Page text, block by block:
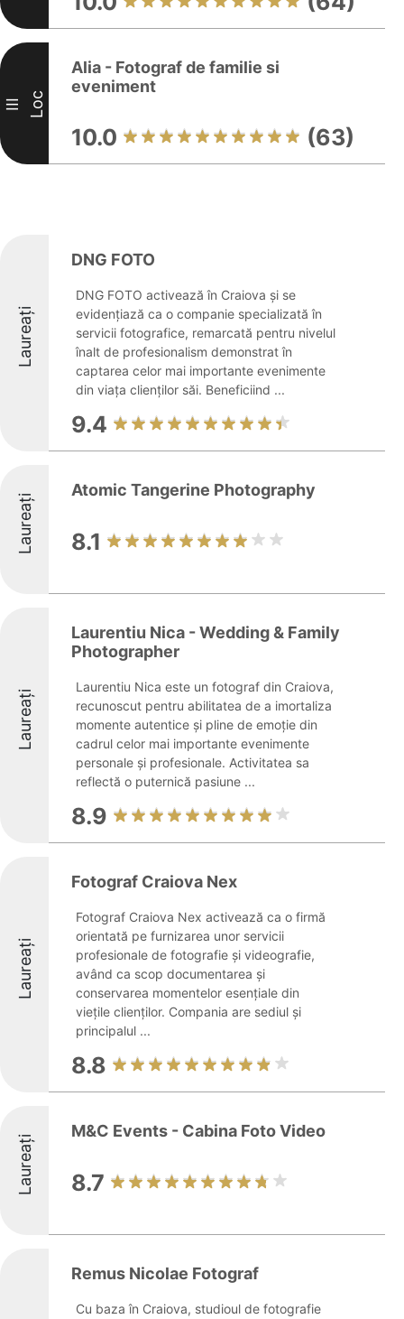
III Loc
Alia - Fotograf de familie si
eveniment
10.0 (63)
Laureați
DNG FOTO
DNG FOTO activează în Craiova și se
evidențiază ca o companie specializată în
servicii fotografice, remarcată pentru nivelul
înalt de profesionalism demonstrat în
captarea celor mai importante evenimente
din viața clienților săi. Beneficiind ...
9.4
Laureați
Atomic Tangerine Photography
8.1
Laureați
Laurentiu Nica - Wedding & Family
Photographer
Laurentiu Nica este un fotograf din Craiova,
recunoscut pentru abilitatea de a imortaliza
momente autentice și pline de emoție din
cadrul celor mai importante evenimente
personale și profesionale. Activitatea sa
reflectă o puternică pasiune ...
8.9
Laureați
Fotograf Craiova Nex
Fotograf Craiova Nex activează ca o firmă
orientată pe furnizarea unor servicii
profesionale de fotografie și videografie,
având ca scop documentarea și
conservarea momentelor esențiale din
viețile clienților. Compania are sediul și
principalul ...
8.8
Laureați
M&C Events - Cabina Foto Video
8.7
Remus Nicolae Fotograf
Cu baza în Craiova, studioul de fotografie